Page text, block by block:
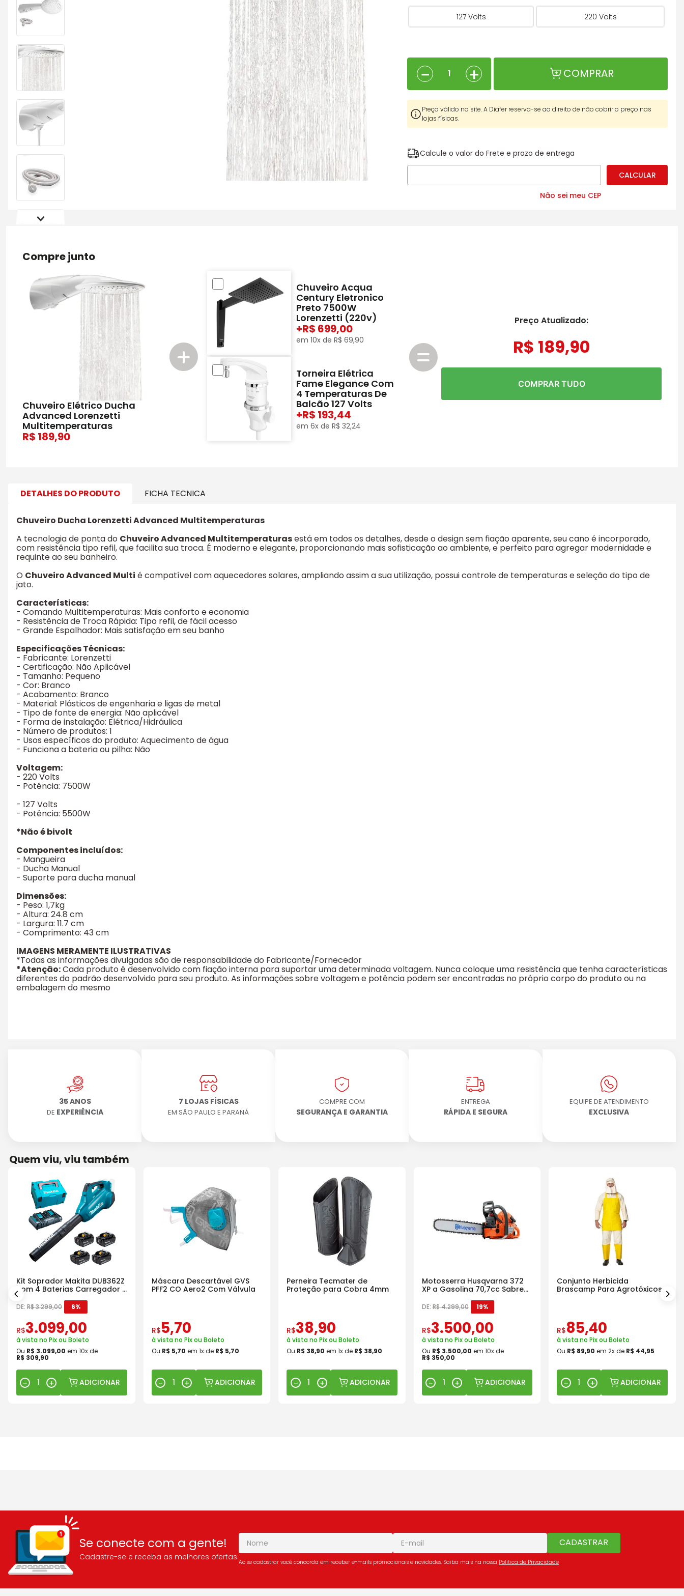
127 Volts 220 Volts
＋
－ COMPRAR
Preço válido no site. A Diafer reserva-se ao direito de não cobrir o preço nas
lojas físicas.
Calcule o valor do Frete e prazo de entrega
Não sei meu CEP
Compre junto
Chuveiro Elétrico Ducha
Advanced Lorenzetti
Multitemperaturas
189,90
Chuveiro Acqua
Century Eletronico
Preto 7500W
Lorenzetti (220v)
+ 699,00
em10x deR$ 69,90
Torneira Elétrica
Fame Elegance Com
4 Temperaturas De
Balcão 127 Volts
+ 193,44
em6x deR$ 32,24
Preço Atualizado:
R$ 189,90
COMPRAR TUDO
DETALHES DO PRODUTO FICHA TECNICA
Chuveiro Ducha Lorenzetti Advanced Multitemperaturas
A tecnologia de ponta do Chuveiro Advanced Multitemperaturasestá em todos os detalhes, desde o design sem fiação aparente, seu cano é incorporado,
com resistência tipo refil, que facilita sua troca. É moderno e elegante, proporcionando mais sofisticação ao ambiente, e perfeito para agregar modernidade e
requinte ao seu banheiro.
O Chuveiro Advanced Multi é compatível com aquecedores solares, ampliando assim a sua utilização, possui controle de temperaturas e seleção do tipo de
jato.
Características:
- Comando Multitemperaturas: Mais conforto e economia
- Resistência de Troca Rápida: Tipo refil, de fácil acesso
- Grande Espalhador: Mais satisfação em seu banho
Especificações Técnicas:
- Fabricante: Lorenzetti
- Certificação: Não Aplicável
- Tamanho: Pequeno
- Cor: Branco
- Acabamento: Branco
- Material: Plásticos de engenharia e ligas de metal
- Tipo de fonte de energia: Não aplicável
- Forma de instalação: Elétrica/Hidráulica
- Número de produtos: 1
- Usos específicos do produto: Aquecimento de água
- Funciona a bateria ou pilha: Não
Voltagem:
- 220 Volts
- Potência: 7500W
- 127 Volts
- Potência: 5500W
*Não é bivolt
Componentes incluídos:
- Mangueira
- Ducha Manual
- Suporte para ducha manual
Dimensões:
- Peso: 1,7kg
- Altura: 24.8 cm
- Largura: 11.7 cm
- Comprimento: 43 cm
IMAGENS MERAMENTE ILUSTRATIVAS
*Todas as informações divulgadas são de responsabilidade do Fabricante/Fornecedor
*Atenção:Cada produto é desenvolvido com fiação interna para suportar uma determinada voltagem. Nunca coloque uma resistência que tenha características
diferentes do padrão desenvolvido para seu produto. As informações sobre voltagem e potência podem ser encontradas no próprio corpo do produto ou na
embalagem do mesmo
35 ANOS
DE EXPERIÊNCIA
7 LOJAS FÍSICAS
EM SÃO PAULO E PARANÁ
COMPRE COM
SEGURANÇA E GARANTIA
ENTREGA
RÁPIDA E SEGURA
EQUIPE DE ATENDIMENTO
EXCLUSIVA
Quem viu, viu também
Kit Soprador Makita DUB362Z
com 4 Baterias Carregador e
Maleta
DE: R$3.299,00 6%
R$3.099,00
à vista no Pix ou Boleto
Ou R$ 3.099,00 em 10x de
R$ 309,90
＋
－ ADICIONAR
Máscara Descartável GVS
PFF2 CO Aero2 Com Válvula
R$5,70
à vista no Pix ou Boleto
Ou R$ 5,70 em 1x de R$ 5,70
＋
－ ADICIONAR
Perneira Tecmater de
Proteção para Cobra 4mm
R$38,90
à vista no Pix ou Boleto
Ou R$ 38,90 em1x de R$ 38,90
＋
－ ADICIONAR
Motosserra Husqvarna 372
XP a Gasolina 70,7cc Sabre
DE:R$4.299,00 19%
R$3.500,00
à vista no Pix ou Boleto
Ou R$ 3.500,00 em 10x de
R$ 350,00
＋
－ ADICIONAR
Conjunto Herbicida
Brascamp Para Agrotóxicos
30 Lavagens
R$85,40
à vista no Pix ou Boleto
Ou R$ 89,90 em2x de R$ 44,95
＋
－ ADICIONAR
Se conecte com a gente!
Cadastre-se e receba as melhores ofertas:
CADASTRAR
Ao se cadastrar você concorda em receber e-mails promocionais e novidades. Saiba mais na nossa Politica de Privacidade